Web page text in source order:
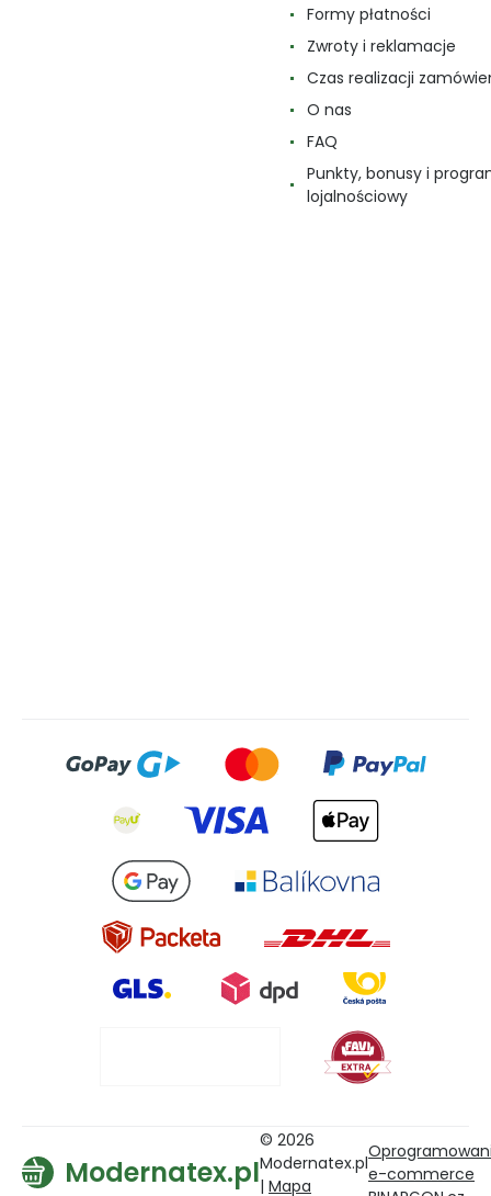
Formy płatności
Zwroty i reklamacje
Czas realizacji
O nas
FAQ
Punkty, bonusy i
lojalnościowy
Modernatex.pl
© 2026
Modernatex.pl
| Mapa
e-commerce